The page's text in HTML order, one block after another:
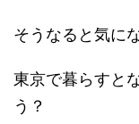
そうなると気に
東京で暮らすと
う？